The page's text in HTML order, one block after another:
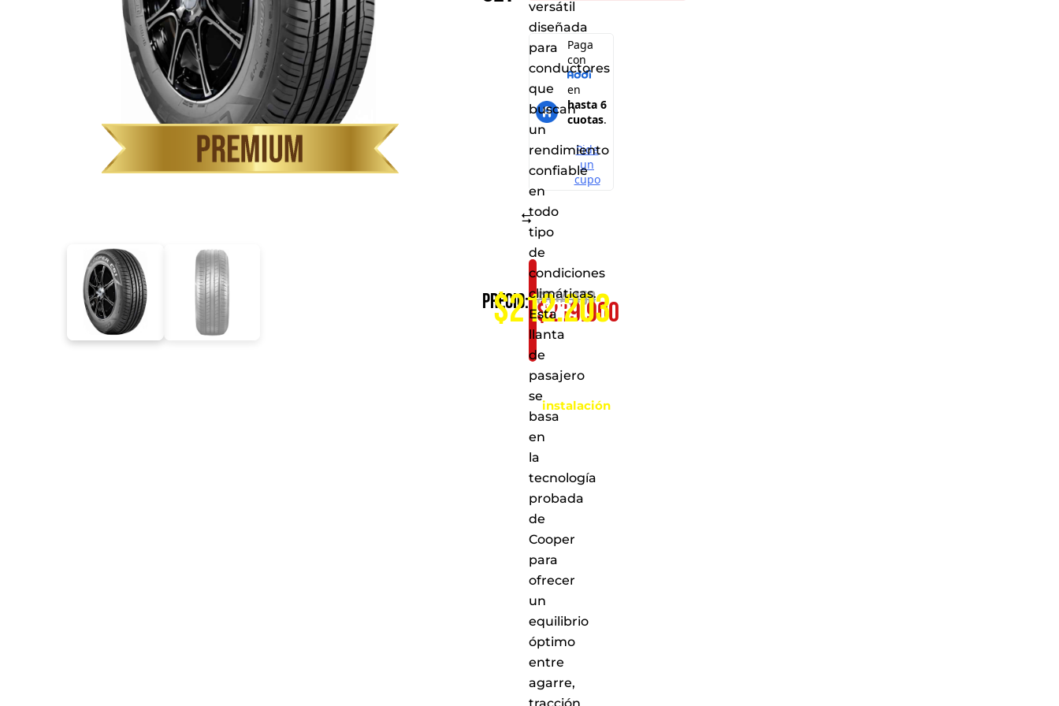
Precio: $314.458
$219.900
Consíguelo
por
solo:
Al
realizar
instalación
en
cualquiera
puntos
de
a
nivel
nacional
$212.203
Comparar
versátil
diseñada
para
conductores
que
buscan
un
rendimiento
confiable
en
todo
tipo
de
condiciones
climáticas.
Esta
llanta
de
pasajero
se
basa
en
la
tecnología
probada
de
Cooper
para
ofrecer
un
equilibrio
óptimo
entre
agarre,